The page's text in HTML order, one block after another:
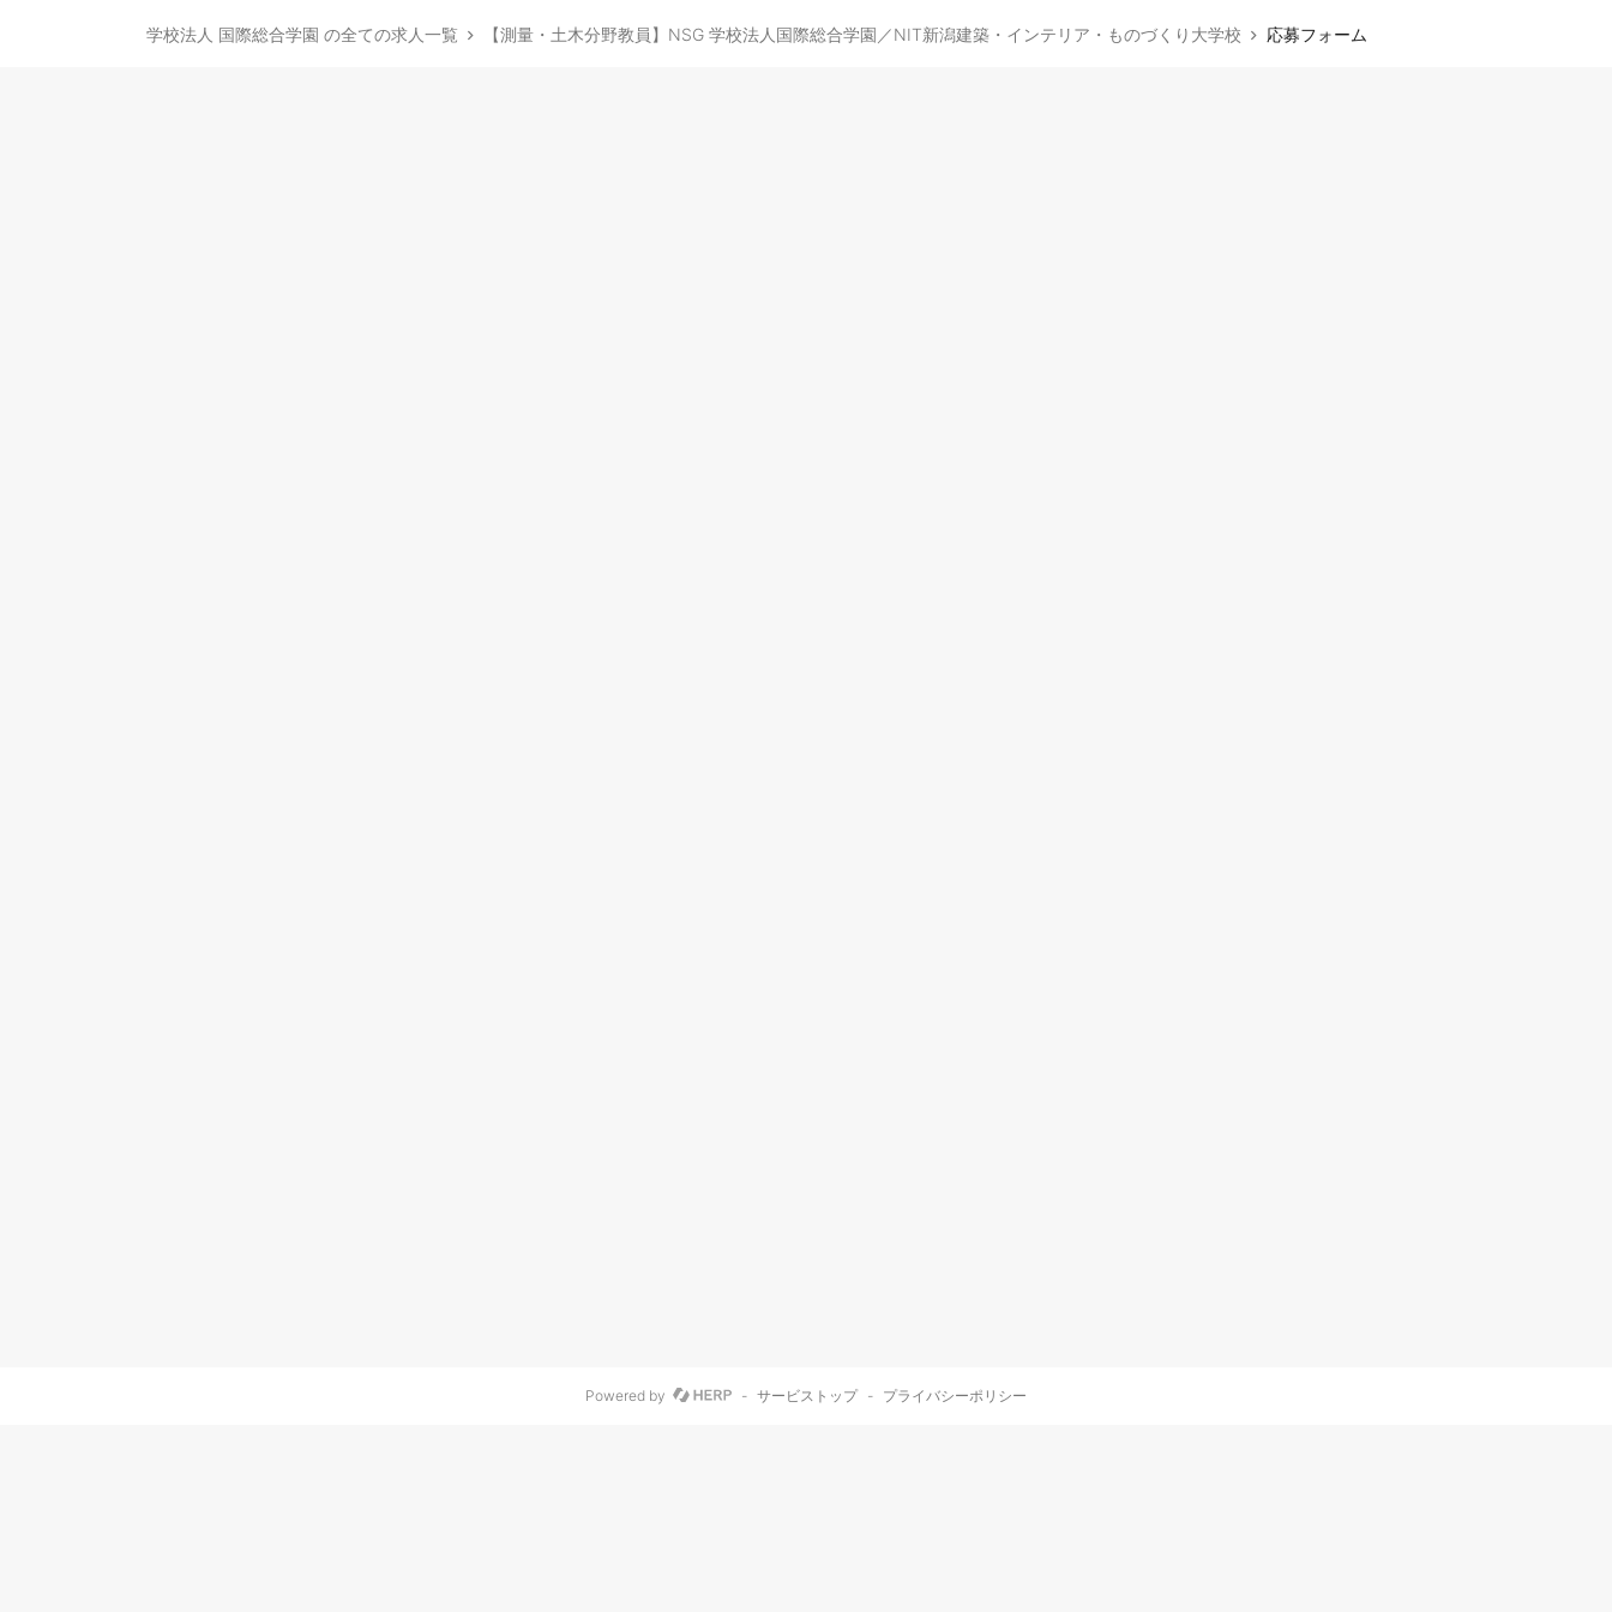
学校法人 国際総合学園 の全ての求人一覧 【測量・土木分野教員】NSG 学校法人国際総合学園／NIT新潟建築・インテリア・ものづくり大学校 応募フォーム
Powered by - サービストップ - プライバシーポリシー